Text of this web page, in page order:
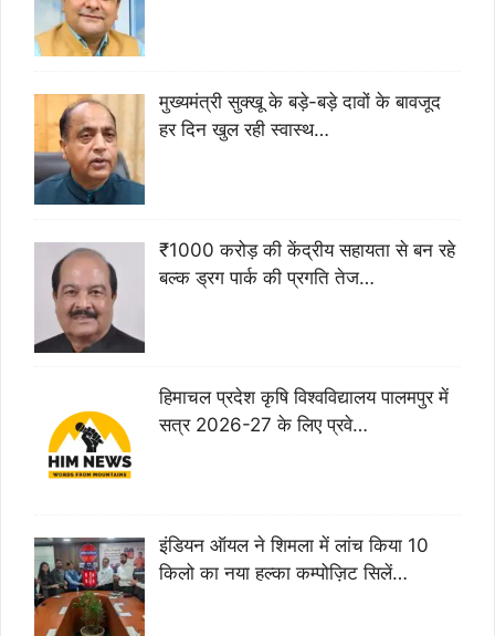
मुख्यमंत्री सुक्खू के बड़े-बड़े दावों के बावजूद
हर दिन खुल रही स्वास्थ…
₹1000 करोड़ की केंद्रीय सहायता से बन रहे
बल्क ड्रग पार्क की प्रगति तेज…
हिमाचल प्रदेश कृषि विश्वविद्यालय पालमपुर में
सत्र 2026-27 के लिए प्रवे…
इंडियन ऑयल ने शिमला में लांच किया 10
किलो का नया हल्का कम्पोज़िट सिलें…